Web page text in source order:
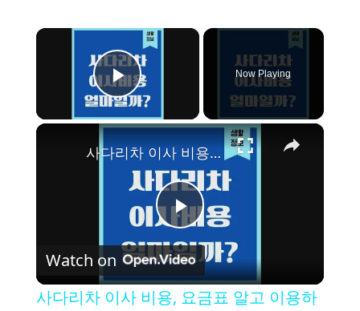
×
Play Video
Now Playing
×
P
l
사다리차 이사 비용, 요금표 알고 이용하세요!
Watch on
사다리차 이사 비용, 요금표 알고 이용하